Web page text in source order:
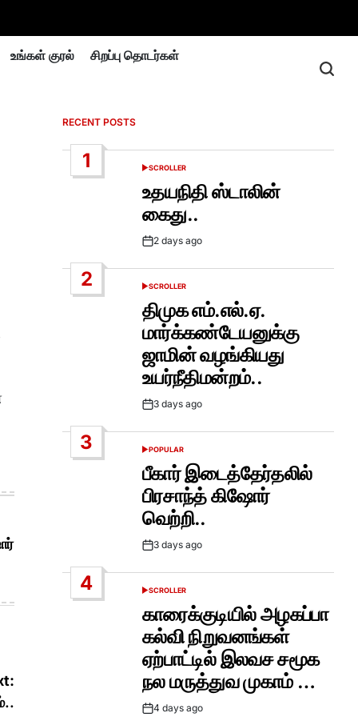
உங்கள் குரல் சிறப்பு தொடர்கள்
RECENT POSTS
1
POSTED
SCROLLER
உதயநிதி ஸ்டாலின்
கைது..
Post2 days ago
2
POSTED
SCROLLER
திமுக எம்.எல்.ஏ.
மார்க்கண்டேயனுக்கு
ஜாமின் வழங்கியது
உயர்நீதிமன்றம்..
Post3 days ago
3
POSTED
POPULAR
பீகார் இடைத்தேர்தலில்
பிரசாந்த் கிஷோர்
வெற்றி..
Post3 days ago
4
POSTED
SCROLLER
காரைக்குடியில் அழகப்பா
கல்வி நிறுவனங்கள்
ஏற்பாட்டில் இலவச சமூக
நல மருத்துவ முகாம் …
Post4 days ago